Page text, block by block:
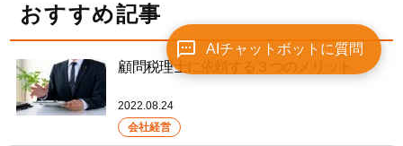
おすすめ記事
顧問税理士に依頼する３つのメリット
2022.08.24
会社経営
AIチャットボットに質問